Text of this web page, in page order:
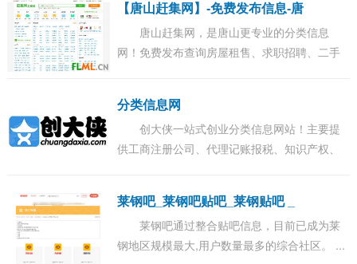
【唐山赶集网】-免费发布信息-唐
唐山赶集网，是唐山更专业的分类信息
网！免费发布查询房屋租售、求职招聘、二手
分类信息网
创大侠一站式创业分类信息网站！主要提
供工商注册公司、代理记账报税、知识产权、
发布...
莱钢吧_莱钢吧贴吧_莱钢贴吧 _
莱钢吧通过整合贴吧信息，目前已成为莱
钢地区规模最大,用户数量最多的综合社区。 ...